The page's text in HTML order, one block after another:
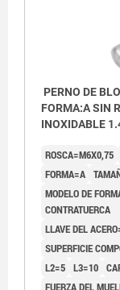
PERNO DE
FORMA:A SIN
INOXIDABLE
ROSCA=M6X0,75
FORMA=A
MODELO DE
CONTRATUERCA
LLAVE DEL
SUPERFICIE
L2=5 L3=10
FUERZA DEL